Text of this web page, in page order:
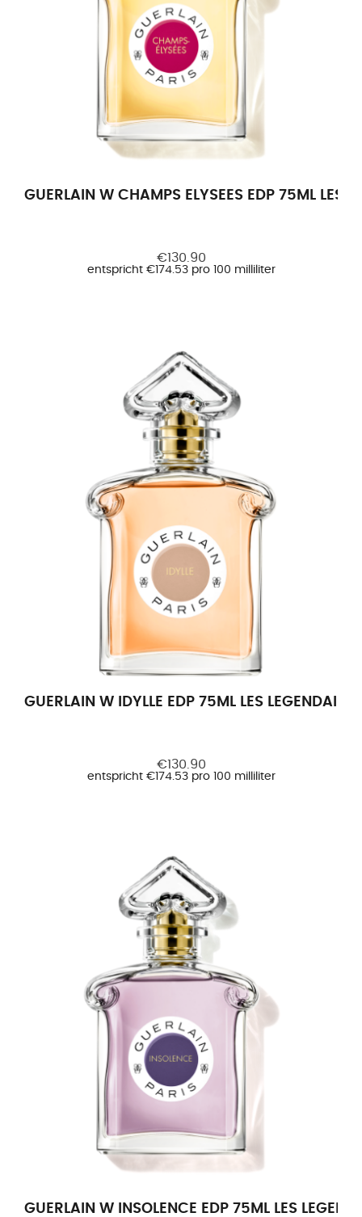
GUERLAIN W CHAMPS ELYSEES EDP 75ML LES
€130.90
entspricht €174.53 pro 100 milliliter
GUERLAIN W IDYLLE EDP 75ML LES
€130.90
entspricht €174.53 pro 100 milliliter
GUERLAIN W INSOLENCE EDP 75ML LES